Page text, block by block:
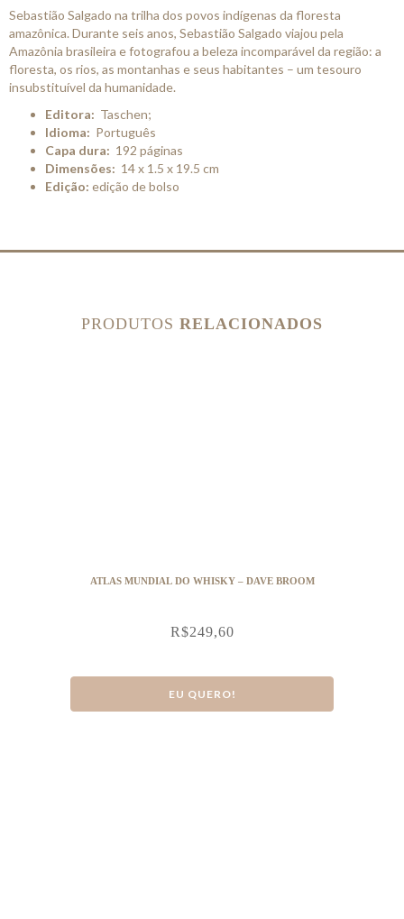
Sebastião Salgado na trilha dos povos indígenas da floresta
amazônica. Durante seis anos, Sebastião Salgado viajou pela
Amazônia brasileira e fotografou a beleza incomparável da região: a
floresta, os rios, as montanhas e seus habitantes – um tesouro
insubstituível da humanidade.
Editora: Taschen;
Idioma: Português
Capa dura: ‎ 192 páginas
Dimensões: ‎ 14 x 1.5 x 19.5 cm
Edição: edição de bolso
PRODUTOS RELACIONADOS
ATLAS MUNDIAL DO WHISKY – DAVE BROOM
R$249,60
EU QUERO!